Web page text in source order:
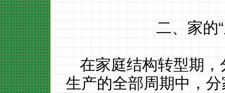
二、家的
在家庭结构转型期
生产的全部周期中，